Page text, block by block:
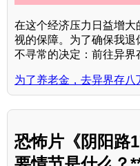
在这个经济压力日益增
视的保障。为了确保我
不寻常的决定：前往异界
为了养老金，去异界存八
恐怖片《阴阳路